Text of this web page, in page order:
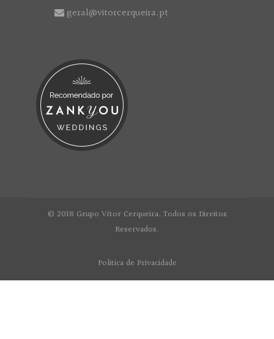
geral@vitorcerqueira.pt
© 2018 Grupo Vítor Cerqueira. Todos os Direitos
Reservados.
Politica de Privacidade